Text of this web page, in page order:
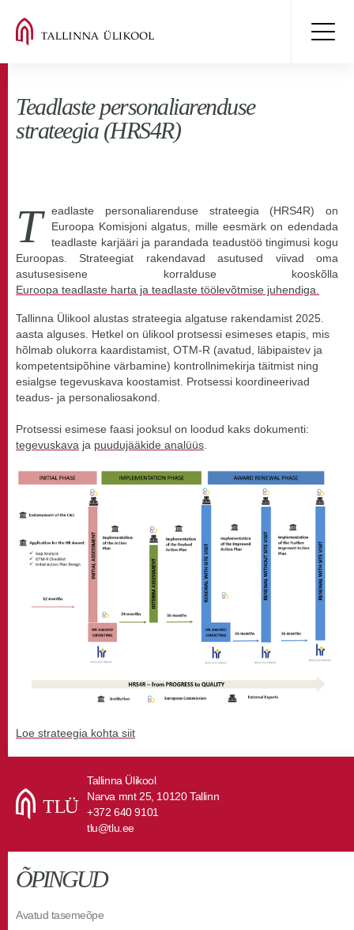
Teadlaste personaliarenduse
strateegia (HRS4R)
T
eadlaste personaliarenduse strateegia (HRS4R) on
Euroopa Komisjoni algatus, mille eesmärk on edendada
teadlaste karjääri ja parandada teadustöö tingimusi kogu
Euroopas. Strateegiat rakendavad asutused viivad oma
asutusesisene korralduse kooskõlla
Euroopa teadlaste harta ja teadlaste töölevõtmise juhendiga.
Tallinna Ülikool alustas strateegia algatuse rakendamist 2025.
aasta alguses. Hetkel on ülikool protsessi esimeses etapis, mis
hõlmab olukorra kaardistamist, OTM-R (avatud, läbipaistev ja
kompetentsipõhine värbamine) kontrollnimekirja täitmist ning
esialgse tegevuskava koostamist. Protsessi koordineerivad
teadus- ja personaliosakond.
Protsessi esimese faasi jooksul on loodud kaks dokumenti:
tegevuskava ja puudujääkide analüüs
Loe strateegia kohta siit
Tallinna Ülikool
Narva mnt 25, 10120 Tallinn
+372 640 9101
tlu@tlu.ee
ÕPINGUD
Avatud tasemeõpe